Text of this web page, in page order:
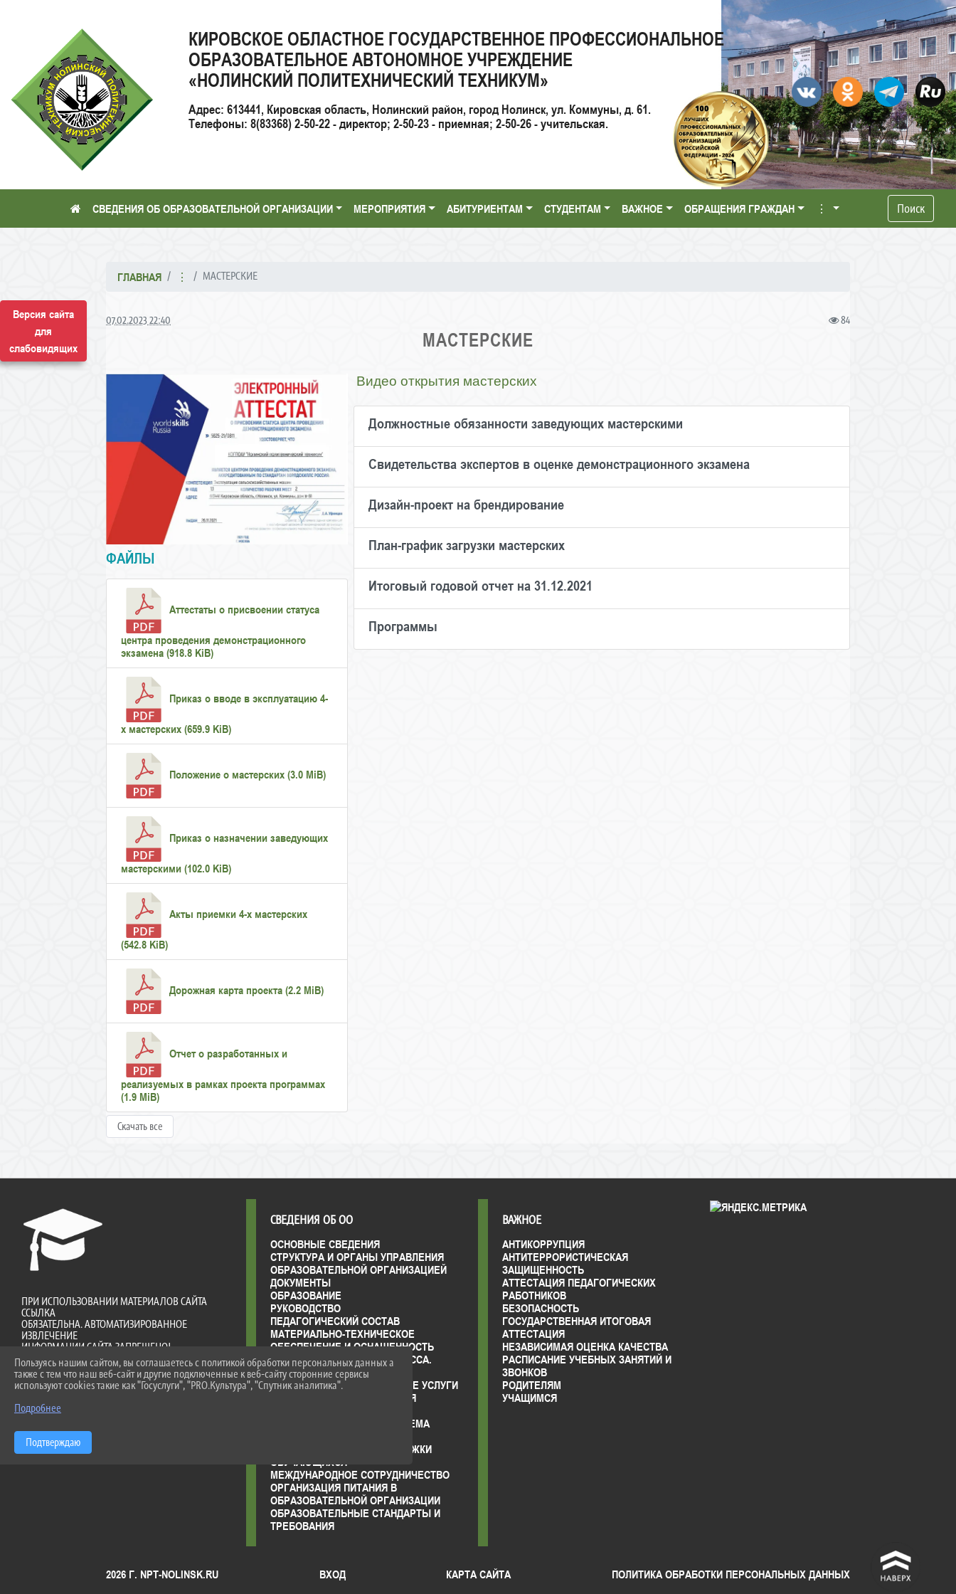
Версия сайта
для
слабовидящих
КИРОВСКОЕ ОБЛАСТНОЕ ГОСУДАРСТВЕННОЕ ПРОФЕССИОНАЛЬНОЕ
ОБРАЗОВАТЕЛЬНОЕ АВТОНОМНОЕ УЧРЕЖДЕНИЕ
«НОЛИНСКИЙ ПОЛИТЕХНИЧЕСКИЙ ТЕХНИКУМ»
Адрес: 613441, Кировская область, Нолинский район, город Нолинск, ул. Коммуны, д. 61.
Телефоны: 8(83368) 2-50-22 - директор; 2-50-23 - приемная; 2-50-26 - учительская.
СВЕДЕНИЯ ОБ ОБРАЗОВАТЕЛЬНОЙ ОРГАНИЗАЦИИ МЕРОПРИЯТИЯ АБИТУРИЕНТАМ СТУДЕНТАМ ВАЖНОЕ ОБРАЩЕНИЯ ГРАЖДАН ⋮ Поиск
ГЛАВНАЯ ⋮ МАСТЕРСКИЕ
07.02.2023 22:40 84
МАСТЕРСКИЕ
ФАЙЛЫ
Аттестаты о присвоении статуса
центра проведения демонстрационного
экзамена (918.8 KiB)
Приказ о вводе в эксплуатацию 4-
х мастерских (659.9 KiB)
Положение о мастерских (3.0 MiB)
Приказ о назначении заведующих
мастерскими (102.0 KiB)
Акты приемки 4-х мастерских
(542.8 KiB)
Дорожная карта проекта (2.2 MiB)
Отчет о разработанных и
реализуемых в рамках проекта программах
(1.9 MiB)
Скачать все
Видео открытия мастерских
Должностные обязанности заведующих мастерскими
Свидетельства экспертов в оценке демонстрационного экзамена
Дизайн-проект на брендирование
План-график загрузки мастерских
Итоговый годовой отчет на 31.12.2021
Программы
ПРИ ИСПОЛЬЗОВАНИИ МАТЕРИАЛОВ САЙТА
ССЫЛКА
ОБЯЗАТЕЛЬНА. АВТОМАТИЗИРОВАННОЕ
ИЗВЛЕЧЕНИЕ
ИНФОРМАЦИИ САЙТА ЗАПРЕЩЕНО!
СВЕДЕНИЯ ОБ ОО
ОСНОВНЫЕ СВЕДЕНИЯ
СТРУКТУРА И ОРГАНЫ УПРАВЛЕНИЯ
ОБРАЗОВАТЕЛЬНОЙ ОРГАНИЗАЦИЕЙ
ДОКУМЕНТЫ
ОБРАЗОВАНИЕ
РУКОВОДСТВО
ПЕДАГОГИЧЕСКИЙ СОСТАВ
МАТЕРИАЛЬНО-ТЕХНИЧЕСКОЕ
ОБЕСПЕЧЕНИЕ И ОСНАЩЕННОСТЬ
ОБРАЗОВАТЕЛЬНОГО ПРОЦЕССА.
ДОСТУПНАЯ СРЕДА
ПЛАТНЫЕ ОБРАЗОВАТЕЛЬНЫЕ УСЛУГИ
ФИНАНСОВО-ХОЗЯЙСТВЕННАЯ
ВАКАНТНЫЕ МЕСТА ДЛЯ ПРИЕМА
СТИПЕНДИИ И МЕРЫ ПОДДЕРЖКИ
ОБУЧАЮЩИХСЯ
МЕЖДУНАРОДНОЕ СОТРУДНИЧЕСТВО
ОРГАНИЗАЦИЯ ПИТАНИЯ В
ОБРАЗОВАТЕЛЬНОЙ ОРГАНИЗАЦИИ
ОБРАЗОВАТЕЛЬНЫЕ СТАНДАРТЫ И
ТРЕБОВАНИЯ
ВАЖНОЕ
АНТИКОРРУПЦИЯ
АНТИТЕРРОРИСТИЧЕСКАЯ
ЗАЩИЩЕННОСТЬ
АТТЕСТАЦИЯ ПЕДАГОГИЧЕСКИХ
РАБОТНИКОВ
БЕЗОПАСНОСТЬ
ГОСУДАРСТВЕННАЯ ИТОГОВАЯ
АТТЕСТАЦИЯ
НЕЗАВИСИМАЯ ОЦЕНКА КАЧЕСТВА
РАСПИСАНИЕ УЧЕБНЫХ ЗАНЯТИЙ И
ЗВОНКОВ
РОДИТЕЛЯМ
УЧАЩИМСЯ
^
2026 Г. NPT-NOLINSK.RU ВХОД КАРТА САЙТА ПОЛИТИКА ОБРАБОТКИ ПЕРСОНАЛЬНЫХ ДАННЫХ
Пользуясь нашим сайтом, вы соглашаетесь с политикой обработки персональных данных а
также с тем что наш веб-сайт и другие подключенные к веб-сайту сторонние сервисы
используют cookies такие как "Госуслуги", "PRO.Культура", "Спутник аналитика".
Подробнее
Подтверждаю